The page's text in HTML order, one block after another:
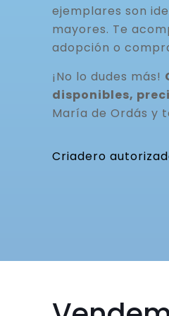
ejemplares son
mayores. Te
adopción o
¡No lo dudes más!
disponibles,
María de Ordás y
Criadero